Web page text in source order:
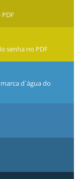
senha no PDF
d`água do